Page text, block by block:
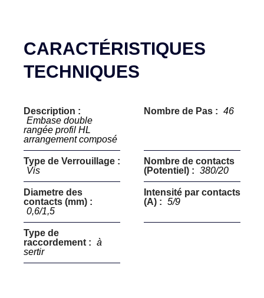
CARACTÉRISTIQUES
TECHNIQUES
Description :
Embase double
rangée profil HL
arrangement composé
Nombre de Pas : 46
Type de Verrouillage :
Vis
Nombre de contacts
(Potentiel) : 380/20
Diametre des
contacts (mm) :
0,6/1,5
Intensité par contacts
(A) : 5/9
Type de
raccordement : à
sertir